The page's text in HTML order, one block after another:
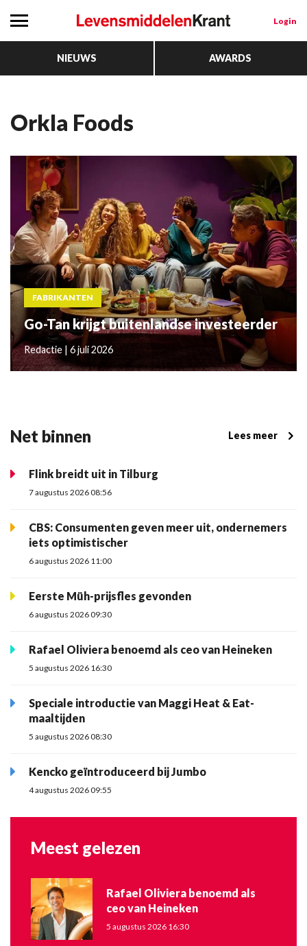
Login
NIEUWS AWARDS
Orkla Foods
FABRIKANTEN
Go-Tan krijgt buitenlandse investeerder
Redactie | 6 juli 2026
Net binnen Lees meer
Flink breidt uit in Tilburg
7 augustus 2026 08:56
CBS: Consumenten geven meer uit, ondernemers
iets optimistischer
6 augustus 2026 11:00
Eerste Müh-prijsfles gevonden
6 augustus 2026 09:30
Rafael Oliviera benoemd als ceo van Heineken
5 augustus 2026 16:30
Speciale introductie van Maggi Heat & Eat-
maaltijden
5 augustus 2026 08:30
Kencko geïntroduceerd bij Jumbo
4 augustus 2026 09:55
Meest gelezen
Rafael Oliviera benoemd als
ceo van Heineken
5 augustus 2026 16:30